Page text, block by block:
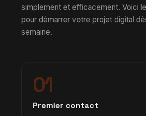
simplement et efficacement. Voici
pour démarrer votre projet digital
semaine.
01
Premier contact